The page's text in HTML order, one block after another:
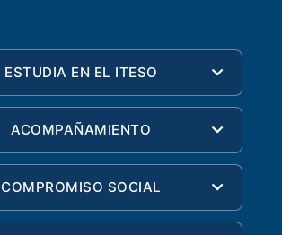
ESTUDIA EN EL ITESO
ACOMPAÑAMIENTO
COMPROMISO SOCIAL